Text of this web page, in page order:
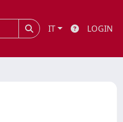
IT LOGIN